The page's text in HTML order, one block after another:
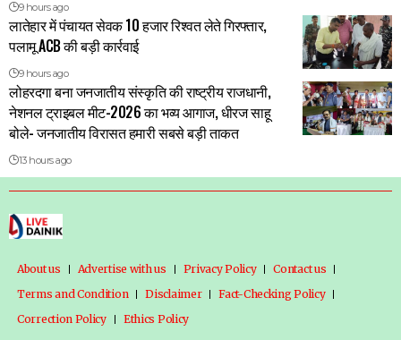
9 hours ago
लातेहार में पंचायत सेवक 10 हजार रिश्वत लेते गिरफ्तार,
पलामू ACB की बड़ी कार्रवाई
9 hours ago
लोहरदगा बना जनजातीय संस्कृति की राष्ट्रीय राजधानी,
नेशनल ट्राइबल मीट-2026 का भव्य आगाज, धीरज साहू
बोले- जनजातीय विरासत हमारी सबसे बड़ी ताकत
13 hours ago
About us Advertise with us Privacy Policy
Contact us
Terms and Condition
Disclaimer
Fact-Checking Policy
Correction Policy
Ethics Policy